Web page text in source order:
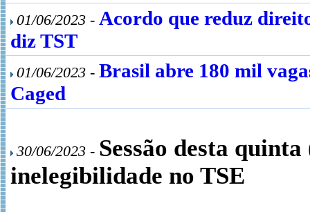
01/06/2023 - Acordo que reduz
diz TST
01/06/2023 - Brasil abre 180 mil
Caged
30/06/2023 - Sessão desta
inelegibilidade no TSE